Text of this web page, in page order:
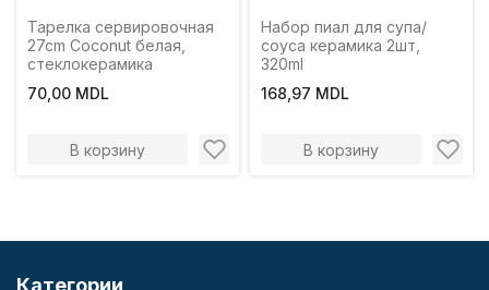
Тарелка сервировочная
27cm Coconut белая,
стеклокерамика
70,00 MDL
В корзину
Набор пиал для супа/
соуса керамика 2шт,
320ml
168,97 MDL
В корзину
Категории